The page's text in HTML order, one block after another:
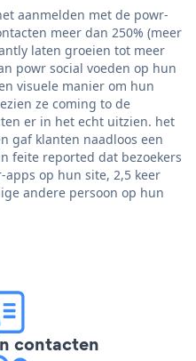
aanmelden met de powr-
meer dan 250% (meer
laten groeien tot meer
powr social voeden op hun
visuele manier om hun
ze coming to de
er in het echt uitzien. het
gaf klanten naadloos een
feite reported dat bezoekers
op hun site, 2,5 keer
andere persoon op hun
contacten